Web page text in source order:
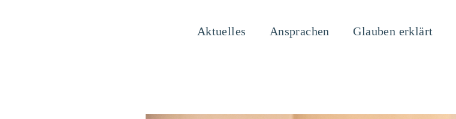
Aktuelles Ansprachen Glauben erklärt